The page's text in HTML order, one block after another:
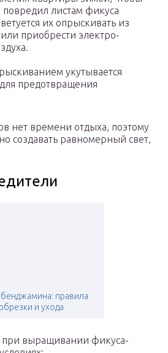
повредил листам фикуса
их опрыскивать из
приобрести электро-
укутывается
предотвращения
нет времени отдыха, поэтому
создавать равномерный свет,
правила
и ухода
при выращивании фикуса-